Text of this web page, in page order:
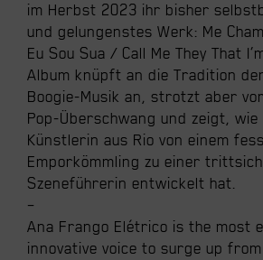
im Herbst 2023 ihr bisher
und gelungenstes Werk: Me
Eu Sou Sua / Call Me They That
Album knüpft an die Tradition
Boogie-Musik an, strotzt aber
Pop-Überschwang und zeigt, wie
Künstlerin aus Rio von einem
Emporkömmling zu einer
Szeneführerin entwickelt hat.
–
Ana Frango Elétrico is the most
innovative voice to surge up from